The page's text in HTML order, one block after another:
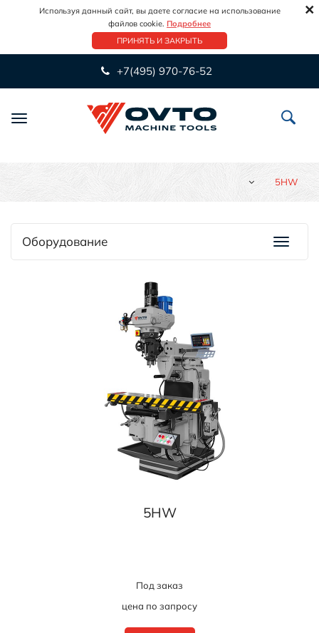
Используя данный сайт, вы даете согласие на использование
файлов cookie. Подробнее
ПРИНЯТЬ И ЗАКРЫТЬ
×
+7(495) 970-76-52
Переключить
5HW
Оборудование
5HW
Под заказ
цена по запросу